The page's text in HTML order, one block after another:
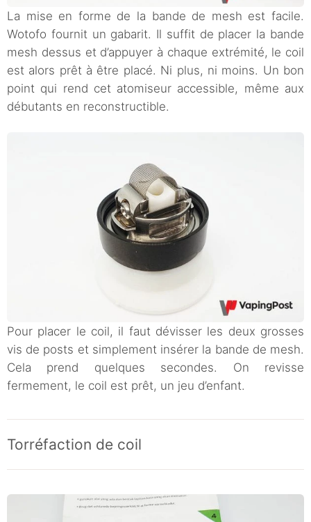
La mise en forme de la bande de mesh est facile.
Wotofo fournit un gabarit. Il suffit de placer la bande
mesh dessus et d’appuyer à chaque extrémité, le coil
est alors prêt à être placé. Ni plus, ni moins. Un bon
point qui rend cet atomiseur accessible, même aux
débutants en reconstructible.
Pour placer le coil, il faut dévisser les deux grosses
vis de posts et simplement insérer la bande de mesh.
Cela prend quelques secondes. On revisse
fermement, le coil est prêt, un jeu d’enfant.
Torréfaction de coil